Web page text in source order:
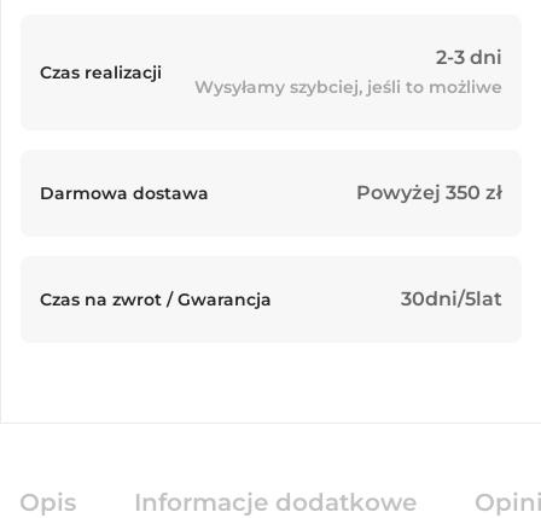
Czas realizacji
2-3 dni
Wysyłamy szybciej, jeśli to możliwe
Darmowa dostawa Powyżej 350 zł
Czas na zwrot / Gwarancja 30dni/5lat
Opis Informacje dodatkowe